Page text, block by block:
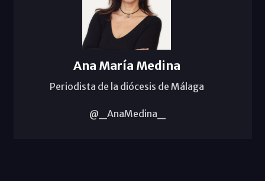
Ana María Medina
Periodista de la diócesis de Málaga
@_AnaMedina_